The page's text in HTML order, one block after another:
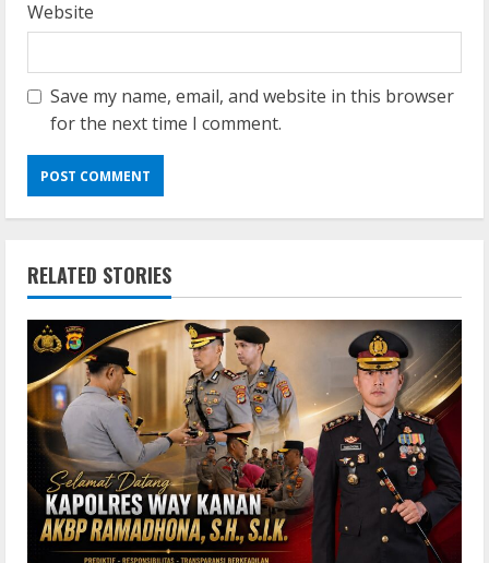
Website
Save my name, email, and website in this browser
for the next time I comment.
RELATED STORIES